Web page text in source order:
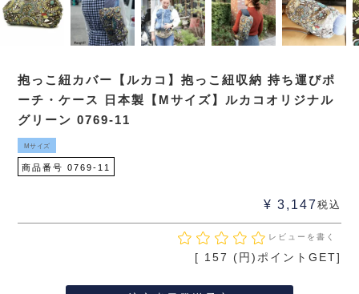
抱っこ紐カバー【ルカコ】抱っこ紐収納 持ち運びポ
ーチ・ケース 日本製【Mサイズ】ルカコオリジナル
グリーン 0769-11
Mサイズ
商品番号 0769-11
¥ 3,147 税込
レビューを書く
[ 157 (円)ポイントGET]